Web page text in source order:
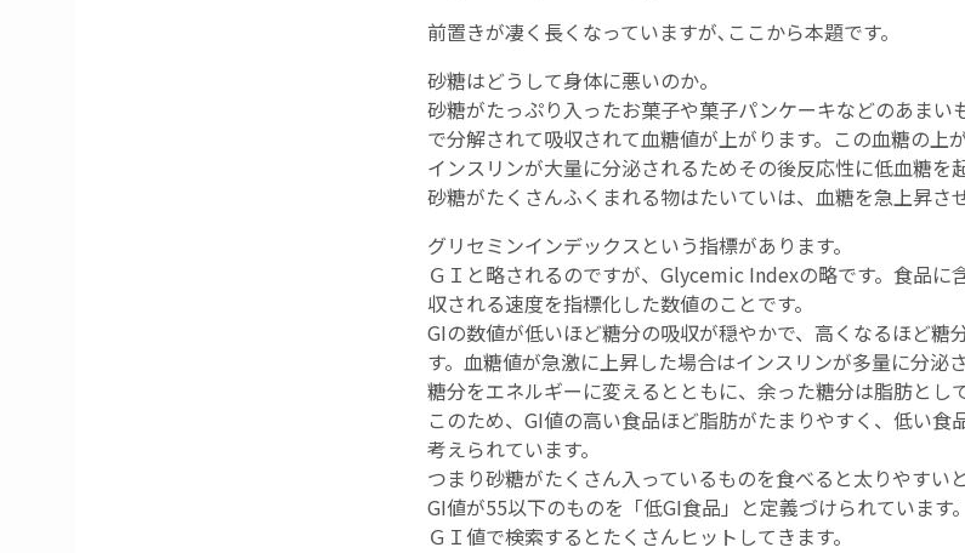
前置きが凄く長くなっていますが､ここから本題です。
砂糖はどうして身体に悪いのか。
砂糖がたっぷり入ったお菓子や菓子パンケーキなどのあまい
で分解されて吸収されて血糖値が上がります。この血糖の上
インスリンが大量に分泌されるためその後反応性に低血糖を
砂糖がたくさんふくまれる物はたいていは、血糖を急上昇さ
グリセミンインデックスという指標があります。
ＧＩと略されるのですが、Glycemic Indexの略です。食品に
収される速度を指標化した数値のことです。
GIの数値が低いほど糖分の吸収が穏やかで、高くなるほど糖
す。血糖値が急激に上昇した場合はインスリンが多量に分泌さ
糖分をエネルギーに変えるとともに、余った糖分は脂肪とし
このため、GI値の高い食品ほど脂肪がたまりやすく、低い食
考えられています。
つまり砂糖がたくさん入っているものを食べると太りやすい
GI値が55以下のものを「低GI食品」と定義づけられています。
ＧＩ値で検索するとたくさんヒットしてきます。